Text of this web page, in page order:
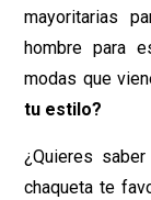
mayoritarias
hombre para
modas que
tu estilo?
¿Quieres
chaqueta te